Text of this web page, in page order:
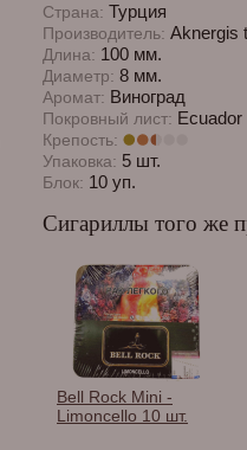
Страна: Турция
Производитель: Aknergis
Длина: 100 мм.
Диаметр: 8 мм.
Аромат: Виноград
Покровный лист: Ecuador
Крепость:
Упаковка: 5 шт.
Блок: 10 уп.
Сигариллы того же
Bell Rock Mini -
Limoncello 10 шт.